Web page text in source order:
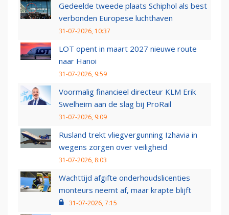
Gedeelde tweede plaats Schiphol als best
verbonden Europese luchthaven
31-07-2026, 10:37
LOT opent in maart 2027 nieuwe route
naar Hanoi
31-07-2026, 9:59
Voormalig financieel directeur KLM Erik
Swelheim aan de slag bij ProRail
31-07-2026, 9:09
Rusland trekt vliegvergunning Izhavia in
wegens zorgen over veiligheid
31-07-2026, 8:03
Wachttijd afgifte onderhoudslicenties
monteurs neemt af, maar krapte blijft
31-07-2026, 7:15